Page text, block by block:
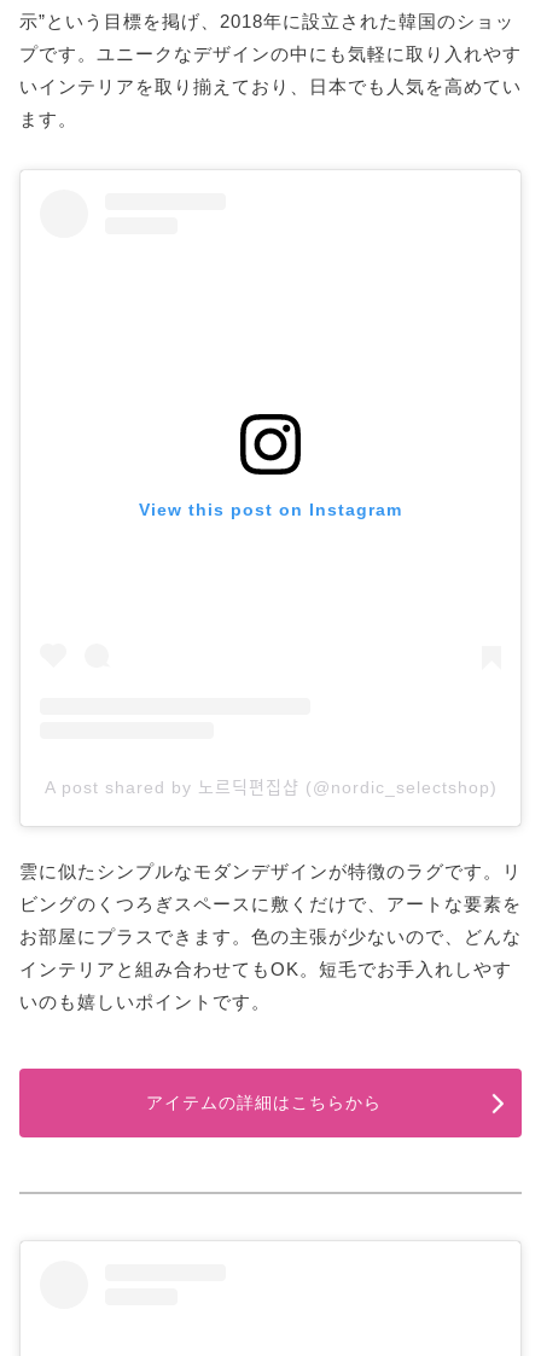
示”という目標を掲げ、2018年に設立された韓国のショッ
プです。ユニークなデザインの中にも気軽に取り入れやす
いインテリアを取り揃えており、日本でも人気を高めてい
ます。
View this post on Instagram
A post shared by 노르딕편집샵 (@nordic_selectshop)
雲に似たシンプルなモダンデザインが特徴のラグです。リ
ビングのくつろぎスペースに敷くだけで、アートな要素を
お部屋にプラスできます。色の主張が少ないので、どんな
インテリアと組み合わせてもOK。短毛でお手入れしやす
いのも嬉しいポイントです。
アイテムの詳細はこちらから